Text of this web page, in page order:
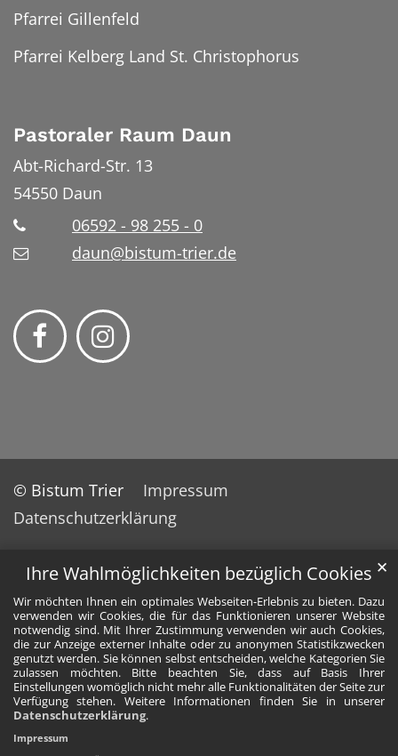
Ihre Wahlmöglichkeiten bezüglich Cookies
Wir möchten Ihnen ein optimales Webseiten-Erlebnis zu bieten. Dazu
verwenden wir Cookies, die für das Funktionieren unserer Website
notwendig sind. Mit Ihrer Zustimmung verwenden wir auch Cookies,
die zur Anzeige externer Inhalte oder zu anonymen Statistikzwecken
genutzt werden. Sie können selbst entscheiden, welche Kategorien Sie
zulassen möchten. Bitte beachten Sie, dass auf Basis Ihrer
Einstellungen womöglich nicht mehr alle Funktionalitäten der Seite zur
Verfügung stehen. Weitere Informationen finden Sie in unserer
Datenschutzerklärung.
✕
Impressum
Pfarrei Gillenfeld
Pfarrei Kelberg Land St. Christophorus
Pastoraler Raum Daun
Abt-Richard-Str. 13
54550 Daun
06592 - 98 255 - 0
daun@bistum-trier.de
© Bistum Trier
Impressum
Datenschutzerklärung